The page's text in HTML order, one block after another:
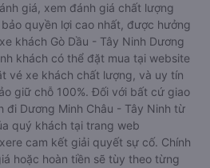
giá, xem đánh giá chất lượng
quyền lợi cao nhất, được hưởng
khách Gò Dầu - Tây Ninh Dương
khách có thể đặt mua tại website
vé xe khách chất lượng, và uy tín
giữ chỗ 100%. Đối với bất cứ giao
đi Dương Minh Châu - Tây Ninh từ
quý khách tại trang web
cam kết giải quyết sự cố. Chính
hoặc hoàn tiền sẽ tùy theo từng